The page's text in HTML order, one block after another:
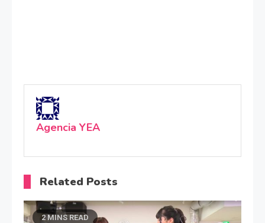
Agencia YEA
Related Posts
2 MINS READ